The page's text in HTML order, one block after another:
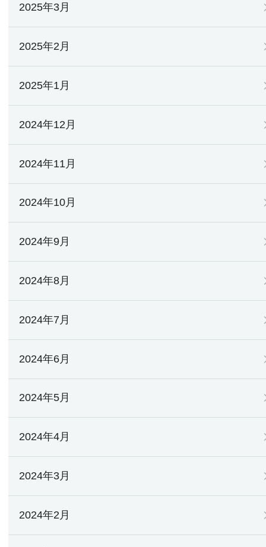
2025年3月
2025年2月
2025年1月
2024年12月
2024年11月
2024年10月
2024年9月
2024年8月
2024年7月
2024年6月
2024年5月
2024年4月
2024年3月
2024年2月